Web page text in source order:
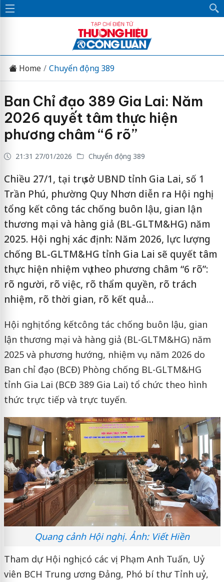
Home Chuyển động 389
Ban Chỉ đạo 389 Gia Lai: Năm
2026 quyết tâm thực hiện
phương châm “6 rõ”
21:31 27/01/2026 Chuyển động 389
Chiều 27/1, tại trụ sở UBND tỉnh Gia Lai, số 1
Trần Phú, phường Quy Nhơn diễn ra Hội nghị
tổng kết công tác chống buôn lậu, gian lận
thương mại và hàng giả (BL-GLTM&HG) năm
2025. Hội nghị xác định: Năm 2026, lực lượng
chống BL-GLTM&HG tỉnh Gia Lai sẽ quyết tâm
thực hiện nhiệm vụ theo phương châm “6 rõ”:
rõ người, rõ việc, rõ thẩm quyền, rõ trách
nhiệm, rõ thời gian, rõ kết quả…
Hội nghị tổng kếtcông tác chống buôn lậu, gian
lận thương mại và hàng giả (BL-GLTM&HG) năm
2025 và phương hướng, nhiệm vụ năm 2026 do
Ban chỉ đạo (BCĐ) Phòng chống BL-GLTM&HG
tỉnh Gia Lai (BCĐ 389 Gia Lai) tổ chức theo hình
thức trực tiếp và trực tuyến.
Quang cảnh Hội nghị. Ảnh: Viết Hiền
Tham dự Hội nghị có các vị: Phạm Anh Tuấn, Uỷ
viên BCH Trung ương Đảng, Phó bí thư Tỉnh uỷ,